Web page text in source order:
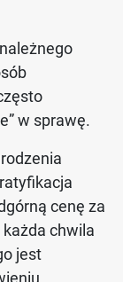
w sprawę.
cenę za
chwila
jest